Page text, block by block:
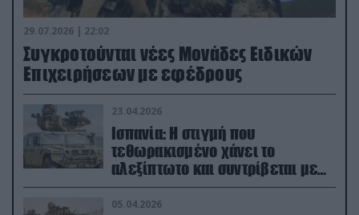
29.07.2026 | 22:02
Συγκροτούνται νέες Μονάδες Ειδικών
Επιχειρήσεων με εφέδρους
23.04.2026
Ισπανία: Η στιγμή που
τεθωρακισμένο χάνει το
αλεξίπτωτο και συντρίβεται με
ορμή στο έδαφος (βίντεο)
05.04.2026